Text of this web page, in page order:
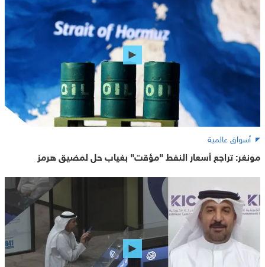
أسواق عالمية
مونغر: تراجع أسعار النفط "مؤقت" بغياب حل لمضيق هرمز